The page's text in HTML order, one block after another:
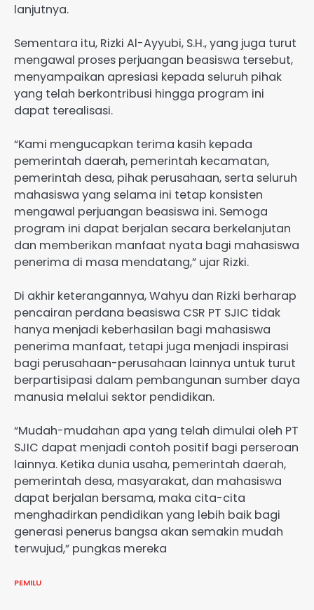
lanjutnya.
Sementara itu, Rizki Al-Ayyubi, S.H., yang juga turut
mengawal proses perjuangan beasiswa tersebut,
menyampaikan apresiasi kepada seluruh pihak
yang telah berkontribusi hingga program ini
dapat terealisasi.
“Kami mengucapkan terima kasih kepada
pemerintah daerah, pemerintah kecamatan,
pemerintah desa, pihak perusahaan, serta seluruh
mahasiswa yang selama ini tetap konsisten
mengawal perjuangan beasiswa ini. Semoga
program ini dapat berjalan secara berkelanjutan
dan memberikan manfaat nyata bagi mahasiswa
penerima di masa mendatang,” ujar Rizki.
Di akhir keterangannya, Wahyu dan Rizki berharap
pencairan perdana beasiswa CSR PT SJIC tidak
hanya menjadi keberhasilan bagi mahasiswa
penerima manfaat, tetapi juga menjadi inspirasi
bagi perusahaan-perusahaan lainnya untuk turut
berpartisipasi dalam pembangunan sumber daya
manusia melalui sektor pendidikan.
“Mudah-mudahan apa yang telah dimulai oleh PT
SJIC dapat menjadi contoh positif bagi perseroan
lainnya. Ketika dunia usaha, pemerintah daerah,
pemerintah desa, masyarakat, dan mahasiswa
dapat berjalan bersama, maka cita-cita
menghadirkan pendidikan yang lebih baik bagi
generasi penerus bangsa akan semakin mudah
terwujud,” pungkas mereka
PEMILU